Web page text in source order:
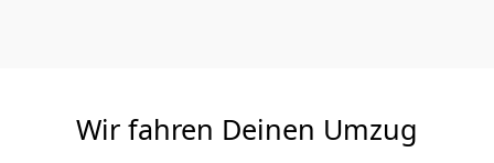
Wir fahren Deinen Umzug